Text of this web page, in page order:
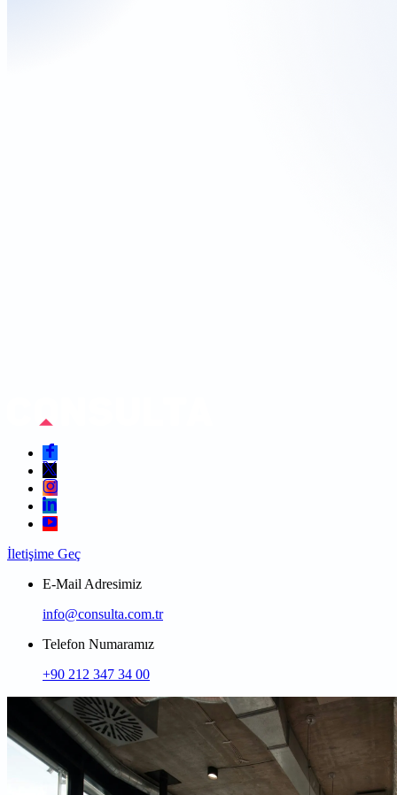
İletişime Geç
E-Mail Adresimiz
info@consulta.com.tr
Telefon Numaramız
+90 212 347 34 00